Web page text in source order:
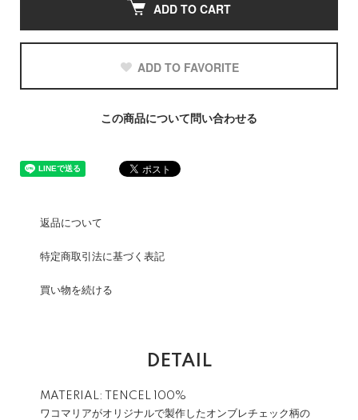
ADD TO CART
ADD TO FAVORITE
この商品について問い合わせる
返品について
特定商取引法に基づく表記
買い物を続ける
DETAIL
MATERIAL: TENCEL 100%
ワコマリアがオリジナルで製作したオンブレチェック柄の